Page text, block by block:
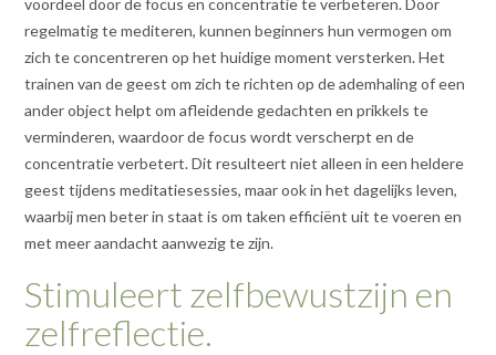
voordeel door de focus en concentratie te verbeteren. Door
regelmatig te mediteren, kunnen beginners hun vermogen om
zich te concentreren op het huidige moment versterken. Het
trainen van de geest om zich te richten op de ademhaling of een
ander object helpt om afleidende gedachten en prikkels te
verminderen, waardoor de focus wordt verscherpt en de
concentratie verbetert. Dit resulteert niet alleen in een heldere
geest tijdens meditatiesessies, maar ook in het dagelijks leven,
waarbij men beter in staat is om taken efficiënt uit te voeren en
met meer aandacht aanwezig te zijn.
Stimuleert zelfbewustzijn en
zelfreflectie.